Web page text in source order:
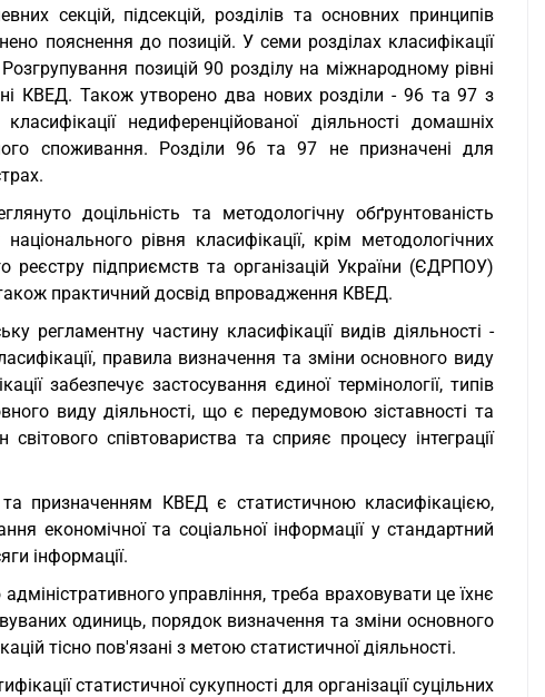
секцій, підсекцій, розділів та основних принципів
пояснення до позицій. У семи розділах класифікації
позицій 90 розділу на міжнародному рівні
КВЕД. Також утворено два нових розділи - 96 та 97 з
недиференційованої діяльності домашніх
споживання. Розділи 96 та 97 не призначені для
доцільність та методологічну обґрунтованість
рівня класифікації, крім методологічних
реєстру підприємств та організацій України (ЄДРПОУ)
практичний досвід впровадження КВЕД.
регламентну частину класифікації видів діяльності -
правила визначення та зміни основного виду
забезпечує застосування єдиної термінології, типів
виду діяльності, що є передумовою зіставності та
співтовариства та сприяє процесу інтеграції
призначенням КВЕД є статистичною класифікацією,
економічної та соціальної інформації у стандартний
інформації.
управління, треба враховувати це їхнє
одиниць, порядок визначення та зміни основного
тісно пов'язані з метою статистичної діяльності.
статистичної сукупності для організації суцільних